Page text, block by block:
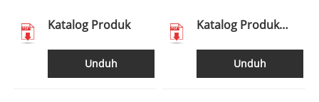
Katalog Produk
Unduh
Katalog Produk
Unduh